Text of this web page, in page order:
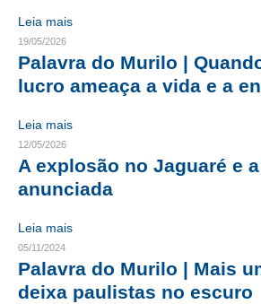
COMPOSIÇÃO
CONSELHOS ASSESSORES
NÚCLEO DA MULHER ENGENHEIRA
TRANSPARÊNCIA
CONSULTORIA
ACORDOS, CONVENÇÕES E DISSÍDIOS
Leia mais
19/05/2026
Palavra do Murilo |
lucro ameaça a vida e a
Leia mais
12/05/2026
A explosão no Jaguaré e
anunciada
Leia mais
05/11/2024
Palavra do Murilo | Mais
deixa paulistas no escuro